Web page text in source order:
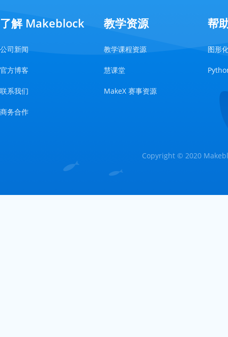
了解 Makeblock
公司新闻
官方博客
联系我们
商务合作
教学资源
教学课程资源
慧课堂
MakeX 赛事资源
帮
图形
Copyright © 2020